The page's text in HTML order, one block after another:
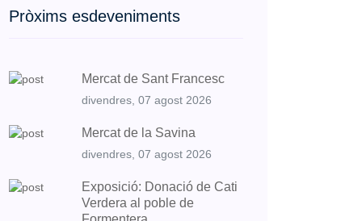
Pròxims esdeveniments
Mercat de Sant Francesc
divendres, 07 agost 2026
Mercat de la Savina
divendres, 07 agost 2026
Exposició: Donació de Cati
Verdera al poble de